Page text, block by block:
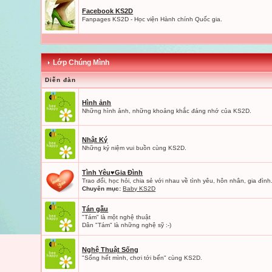
Facebook KS2D
Fanpages KS2D - Học viện Hành chính Quốc gia.
Lớp Chúng Mình
Diễn đàn
Hình ảnh
Những hình ảnh, những khoảng khắc đáng nhớ của KS2D.
Nhật Ký
Những kỷ niệm vui buồn cùng KS2D.
Tình Yêu♥Gia Đình
Trao đổi, học hỏi, chia sẻ với nhau về tình yêu, hôn nhân, gia
Chuyên mục: Baby KS2D
Tán gẫu
"Tám" là một nghệ thuật
Dân "Tám" là những nghệ sỹ :-)
Nghệ Thuật Sống
"Sống hết mình, chơi tới bến" cùng KS2D.